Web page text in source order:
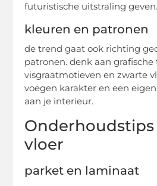
futuristische uitstraling geven.
kleuren en patronen
de trend gaat ook richting
patronen. denk aan grafische
visgraatmotieven en zwarte
voegen karakter en een
aan je interieur.
Onderhoudstips
vloer
parket en laminaat